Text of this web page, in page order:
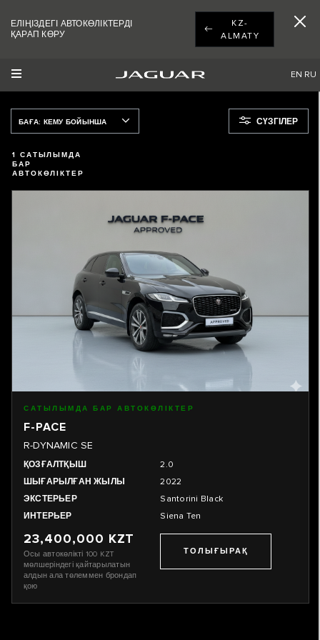
ЕЛІҢІЗДЕГІ АВТОКӨЛІКТЕРДІ
ҚАРАП КӨРУ
KZ-
ALMATY
EN RU
БАҒА: КЕМУ БОЙЫНША СҮЗГІЛЕР
1
САТЫЛЫМДА
БАР
АВТОКӨЛІКТЕР
САТЫЛЫМДА БАР АВТОКӨЛІКТЕР
F-PACE
R-DYNAMIC SE
ҚОЗҒАЛТҚЫШ 2.0
ШЫҒАРЫЛҒАН ЖЫЛЫ 2022
ЭКСТЕРЬЕР Santorini Black
ИНТЕРЬЕР Siena Ten
23,400,000 KZT
Осы автокөлікті 100 KZT
мөлшеріндегі қайтарылатын
алдын ала төлеммен брондап
қою
ТОЛЫҒЫРАҚ